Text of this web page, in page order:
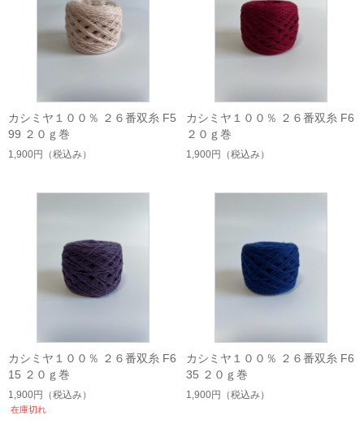
カシミヤ１００％ ２６番双糸 F5
99 ２０ｇ巻
1,900円 （税込み）
カシミヤ１００％ ２６番双糸 F6
２０ｇ巻
1,900円 （税込み）
カシミヤ１００％ ２６番双糸 F6
15 ２０ｇ巻
1,900円 （税込み）
在庫切れ
カシミヤ１００％ ２６番双糸 F6
35 ２０ｇ巻
1,900円 （税込み）